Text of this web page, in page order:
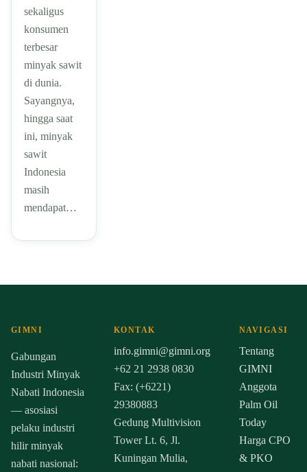
sekaligus
konsumen
terbesar
minyak sawit
di dunia.
Sayangnya,
hingga saat
ini, minyak
sawit
Indonesia
masih
mendapat…
GIMNI
Gabungan
Industri Minyak
Nabati Indonesia
— asosiasi
pelaku industri
hilir minyak
nabati nasional:
KONTAK
info.gimni@gimni.org
+62 21 2938 0830
Fax: (+6221)
29380883
Gedung Multivision
Tower Lt. 6, Jl.
Kuningan Mulia,
NAVIGASI
Tentang
GIMNI
Anggota
Palm Oil
Today
Harga CPO
& PKO